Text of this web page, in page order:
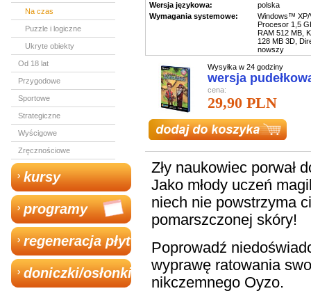
Na czas
Puzzle i logiczne
Ukryte obiekty
Od 18 lat
Przygodowe
Sportowe
Strategiczne
Wyścigowe
Zręcznościowe
kursy
programy
regeneracja płyt
doniczki/osłonki
Wersja językowa:
polska
Wymagania systemowe:
Windows™ XP/
Procesor 1,5
RAM 512 MB,
128 MB 3D,
nowszy
Wysyłka w 24 godziny
wersja
cena:
29,90 PLN
Zły naukowiec porwał
Jako młody uczeń
niech nie powstrzyma
pomarszczonej skóry!
Poprowadź
wyprawę ratowania
nikczemnego Oyzo.